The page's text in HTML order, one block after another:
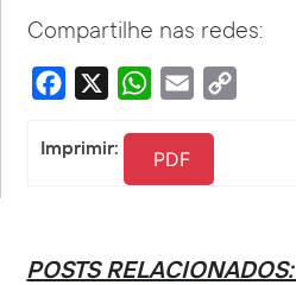
Compartilhe nas redes:
Facebook WhatsApp
Email
Imprimir: PDF
POSTS RELACIONADOS: